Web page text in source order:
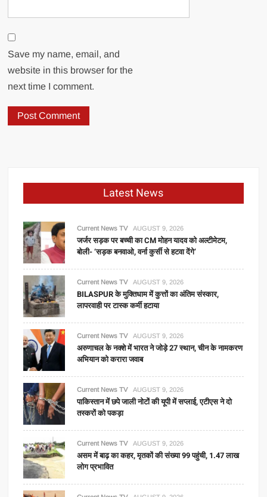
Save my name, email, and
website in this browser for the
next time I comment.
Latest News
Current News TV AUGUST 9, 2026
जर्जर सड़क पर बच्ची का CM मोहन यादव को अल्टीमेटम,
बोली- ‘सड़क बनवाओ, वर्ना कुर्सी से हटवा देंगे’
Current News TV AUGUST 9, 2026
BILASPUR के मुक्तिधाम में कुत्तों का अंतिम संस्कार,
लापरवाही पर टास्क कर्मी हटाया
Current News TV AUGUST 9, 2026
अरुणाचल के नक्शे में भारत ने जोड़े 27 स्थान, चीन के नामकरण
अभियान को करारा जवाब
Current News TV AUGUST 9, 2026
पाकिस्तान में छपे जाली नोटों की यूपी में सप्लाई, एटीएस ने दो
तस्करों को पकड़ा
Current News TV AUGUST 9, 2026
असम में बाढ़ का कहर, मृतकों की संख्या 99 पहुंची, 1.47 लाख
लोग प्रभावित